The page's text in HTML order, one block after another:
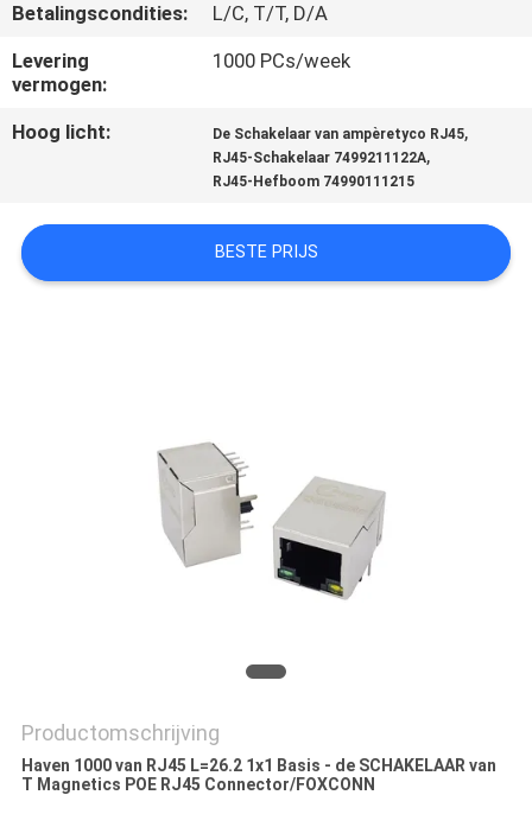
SHOW
SITEMAP
POLICY
Betalingscondities:
L/C, T/T, D/A
Levering
vermogen:
1000 PCs/week
Hoog licht: De Schakelaar van ampèretyco RJ45,
RJ45-Schakelaar 7499211122A,
RJ45-Hefboom 74990111215
BESTE PRIJS
Productomschrijving
Haven 1000 van RJ45 L=26.2 1x1 Basis - de SCHAKELAAR van
T Magnetics POE RJ45 Connector/FOXCONN